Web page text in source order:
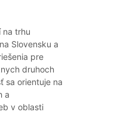
na trhu
Slovensku a
pre
druhoch
sa orientuje na
a
v oblasti